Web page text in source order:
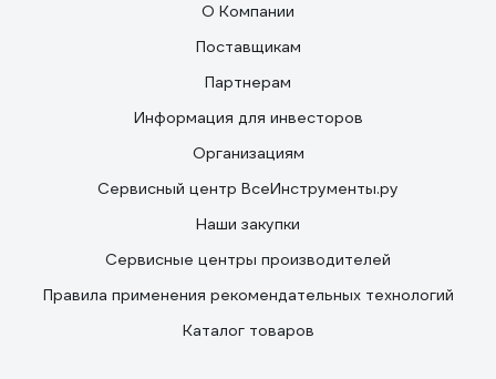
О Компании
Поставщикам
Партнерам
Информация для инвесторов
Организациям
Сервисный центр ВсеИнструменты.ру
Наши закупки
Сервисные центры производителей
Правила применения рекомендательных технологий
Каталог товаров